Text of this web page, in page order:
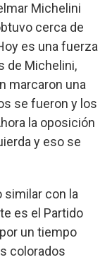
Michelini
cerca de
es una fuerza
de Michelini,
marcaron una
se fueron y los
la oposición
y eso se
similar con la
es el Partido
un tiempo
colorados